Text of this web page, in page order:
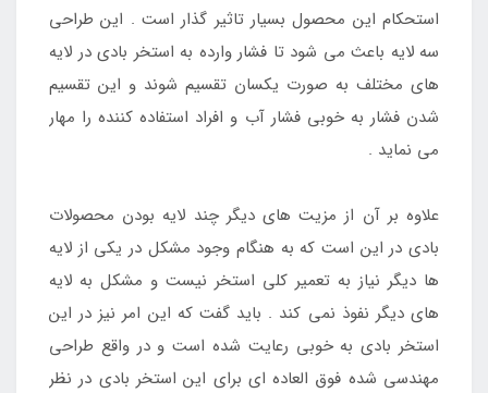
استحکام این محصول بسیار تاثیر گذار است . این طراحی
سه لایه باعث می شود تا فشار وارده به استخر بادی در لایه
های مختلف به صورت یکسان تقسیم شوند و این تقسیم
شدن فشار به خوبی فشار آب و افراد استفاده کننده را مهار
می نماید .
علاوه بر آن از مزیت های دیگر چند لایه بودن محصولات
بادی در این است که به هنگام وجود مشکل در یکی از لایه
ها دیگر نیاز به تعمیر کلی استخر نیست و مشکل به لایه
های دیگر نفوذ نمی کند . باید گفت که این امر نیز در این
استخر بادی به خوبی رعایت شده است و در واقع طراحی
مهندسی شده فوق العاده ای برای این استخر بادی در نظر